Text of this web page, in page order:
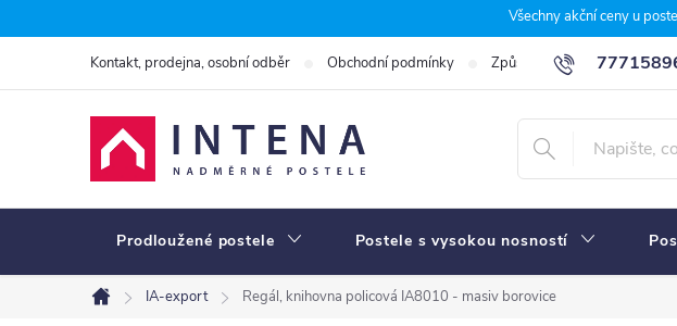
na
Všechny akční ceny u
Kontakt, prodejna, osobní odběr Obchodní podmínky Způsoby a ceny dopravy
Prodloužené postele Postele s vysokou nosností
Domů
IA-export Regál, knihovna policová IA8010 - masiv borovice